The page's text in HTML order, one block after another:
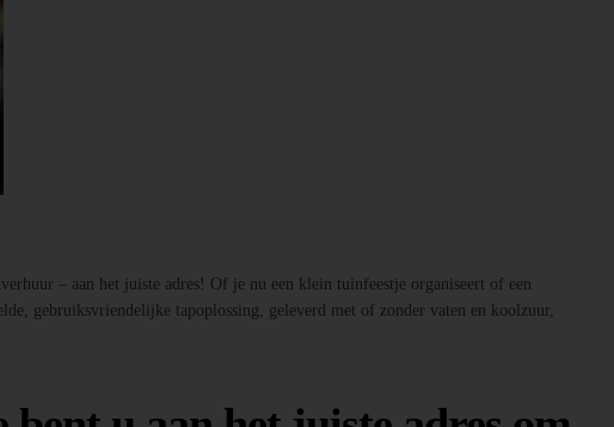
– aan het juiste adres! Of je nu een klein tuinfeestje organiseert of een
gebruiksvriendelijke tapoplossing, geleverd met of zonder vaten en koolzuur,